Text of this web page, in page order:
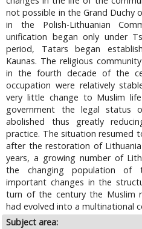
not possible in the Grand Duchy
in the Polish-Lithuanian
unification began only under
period, Tatars began
Kaunas. The religious
in the fourth decade of the
occupation were relatively
very little change to Muslim
government the legal status
abolished thus greatly
practice. The situation resumed
after the restoration of
years, a growing number of
the changing population of
important changes in the
turn of the century the Muslim
had evolved into a multinational
Subject area: